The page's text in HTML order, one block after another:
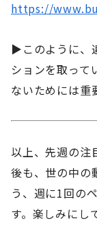
https://
▶このように、
ションを取って
ないためには重
以上、先週の注
後も、世の中の
う、週に1回の
す。楽しみにし